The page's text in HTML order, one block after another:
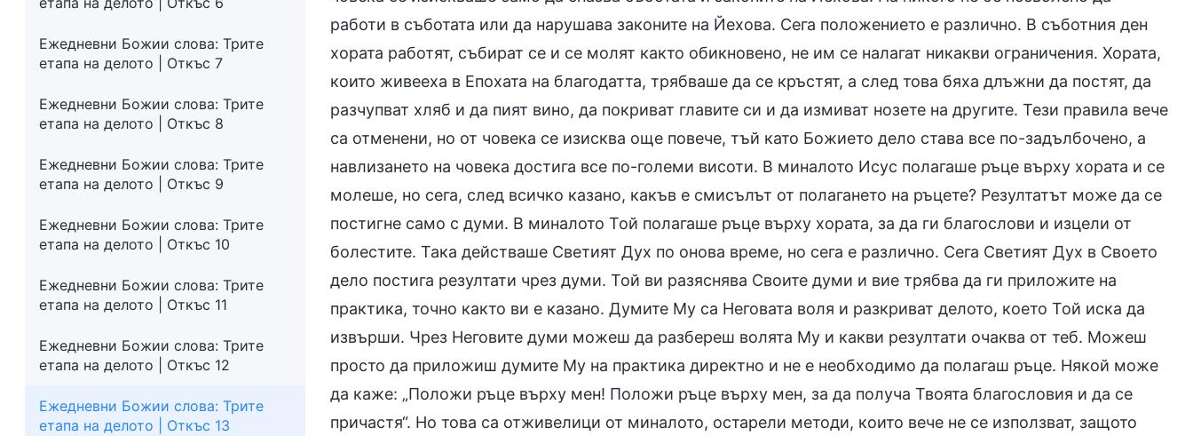
Ежедневни Божии слова: Трите
етапа на делото | Откъс 7
Ежедневни Божии слова: Трите
етапа на делото | Откъс 8
Ежедневни Божии слова: Трите
етапа на делото | Откъс 9
Ежедневни Божии слова: Трите
етапа на делото | Откъс 10
Ежедневни Божии слова: Трите
етапа на делото | Откъс 11
Ежедневни Божии слова: Трите
етапа на делото | Откъс 12
Ежедневни Божии слова: Трите
етапа на делото | Откъс 13
работи в съботата или да нарушава законите на Йехова. Сега положението е различно. В съботния ден
хората работят, събират се и се молят както обикновено, не им се налагат никакви ограничения. Хората,
които живееха в Епохата на благодатта, трябваше да се кръстят, а след това бяха длъжни да постят, да
разчупват хляб и да пият вино, да покриват главите си и да измиват нозете на другите. Тези правила вече
са отменени, но от човека се изисква още повече, тъй като Божието дело става все по-задълбочено, а
навлизането на човека достига все по-големи висоти. В миналото Исус полагаше ръце върху хората и се
молеше, но сега, след всичко казано, какъв е смисълът от полагането на ръцете? Резултатът може да се
постигне само с думи. В миналото Той полагаше ръце върху хората, за да ги благослови и изцели от
болестите. Така действаше Светият Дух по онова време, но сега е различно. Сега Светият Дух в Своето
дело постига резултати чрез думи. Той ви разяснява Своите думи и вие трябва да ги приложите на
практика, точно както ви е казано. Думите Му са Неговата воля и разкриват делото, което Той иска да
извърши. Чрез Неговите думи можеш да разбереш волята Му и какви резултати очаква от теб. Можеш
просто да приложиш думите Му на практика директно и не е необходимо да полагаш ръце. Някой може
да каже: „Положи ръце върху мен! Положи ръце върху мен, за да получа Твоята благословия и да се
причастя“. Но това са отживелици от миналото, остарели методи, които вече не се използват, защото